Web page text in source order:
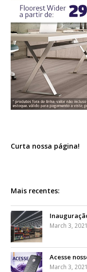
Curta nossa página!
Mais recentes:
March 3, 2021
Acesse
March 3, 2021